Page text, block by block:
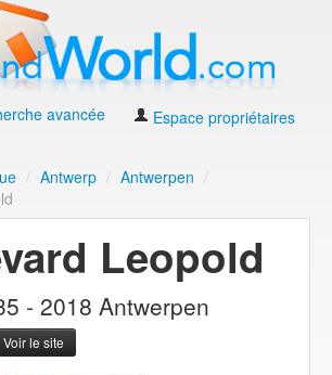
avancée Espace propriétaires
/ Antwerp / Antwerpen /
Leopold
- 2018 Antwerpen
Voir le site